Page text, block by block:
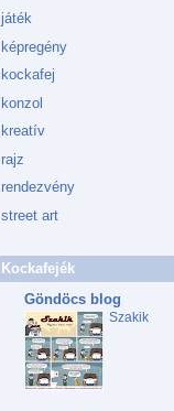
játék
képregény
kockafej
konzol
kreatív
rajz
rendezvény
street art
Kockafejék
Göndöcs blog
Szakik